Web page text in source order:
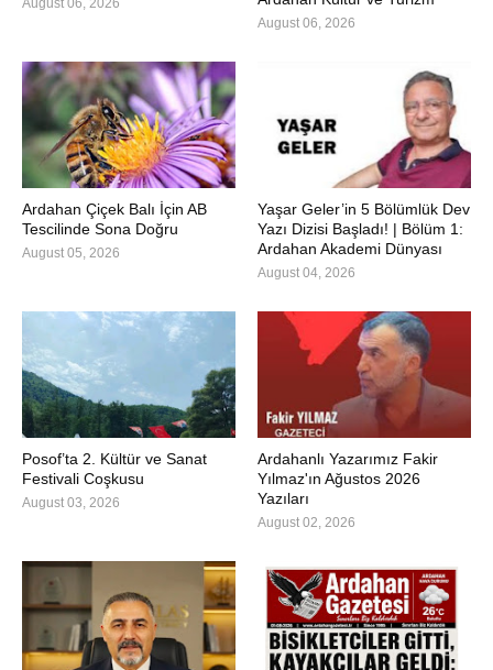
August 06, 2026
August 06, 2026
Ardahan Çiçek Balı İçin AB
Tescilinde Sona Doğru
August 05, 2026
Yaşar Geler’in 5 Bölümlük Dev
Yazı Dizisi Başladı! | Bölüm 1:
Ardahan Akademi Dünyası
August 04, 2026
Posof’ta 2. Kültür ve Sanat
Festivali Coşkusu
August 03, 2026
Ardahanlı Yazarımız Fakir
Yılmaz'ın Ağustos 2026
Yazıları
August 02, 2026